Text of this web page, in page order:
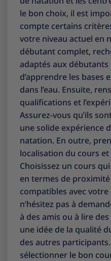
le bon choix, il est
compte certains
votre niveau actuel en
débutant complet,
adaptés aux
d’apprendre les bases
dans l’eau. Ensuite,
qualifications et
Assurez-vous qu’ils
une solide expérience
natation. En outre,
localisation du cours
Choisissez un cours
en termes de proximité
compatibles avec
n’hésitez pas à
à des amis ou à lire
une idée de la qualité
des autres
sélectionner le bon